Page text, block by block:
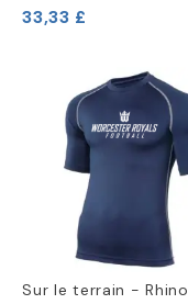
33,33 £
Sur le terrain - Rhino